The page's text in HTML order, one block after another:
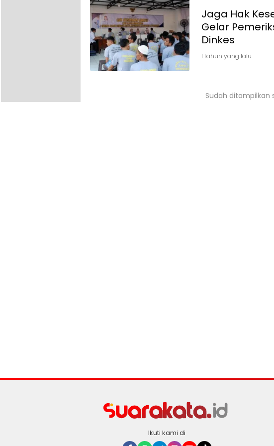
Jaga Hak
Gelar
Dinkes
1 tahun yang lalu
Sudah ditampilkan
Ikuti kami di